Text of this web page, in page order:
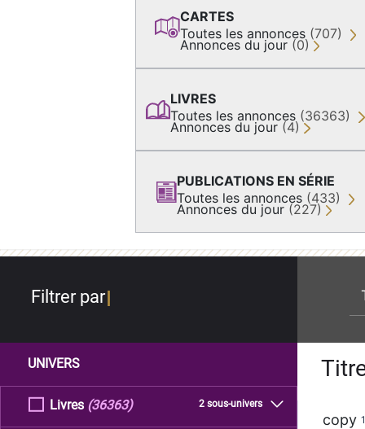
CARTES
Toutes les annonces (707)
Annonces du jour (0)
LIVRES
Toutes les annonces (36363)
Annonces du jour (4)
PUBLICATIONS EN SÉRIE
Toutes les annonces (433)
Annonces du jour (227)
Filtrer par
UNIVERS
Livres 2 sous-univers
(36363)
copy